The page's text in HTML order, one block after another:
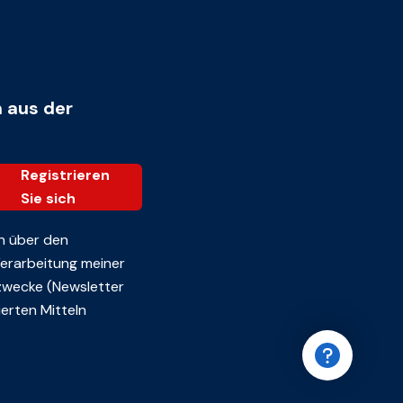
aus der
Registrieren
Sie sich
über den
meiner
(Newsletter
Mitteln